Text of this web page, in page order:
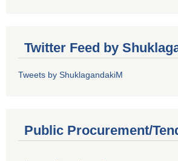
Twitter Feed by
Tweets by ShuklagandakiM
Public Procurement/